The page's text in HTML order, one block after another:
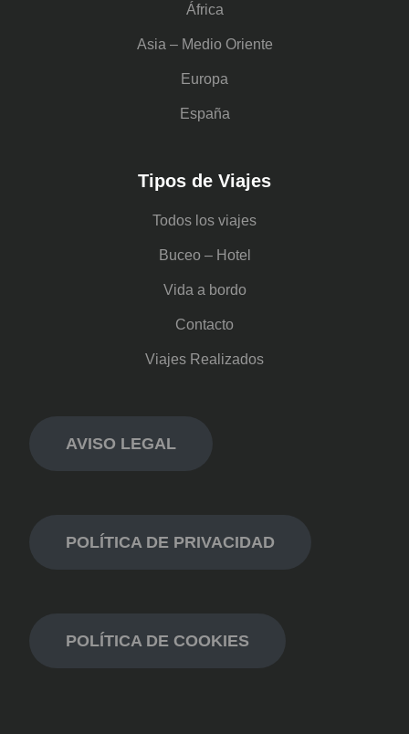
África
Asia – Medio Oriente
Europa
España
Tipos de Viajes
Todos los viajes
Buceo – Hotel
Vida a bordo
Contacto
Viajes Realizados
AVISO LEGAL
POLÍTICA DE PRIVACIDAD
POLÍTICA DE COOKIES